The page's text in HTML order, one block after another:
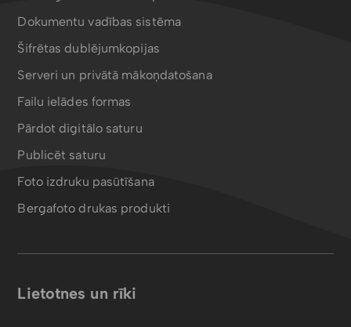
Dokumentu vadības sistēma
Šifrētas dublējumkopijas
Serveri un privātā mākoņdatošana
Failu ielādes formas
Pārdot digitālo saturu
Publicēt saturu
Foto izdruku pasūtīšana
Bergafoto drukas produkti
Lietotnes un rīki